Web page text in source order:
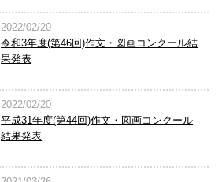
2022/02/20
令和3年度(第46回)作文・図画コンクール結
果発表
2022/02/20
平成31年度(第44回)作文・図画コンクール
結果発表